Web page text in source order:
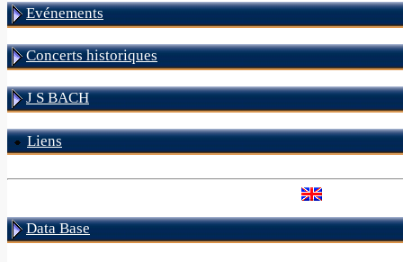
Evénements
Concerts historiques
J S BACH
Liens
Data Base